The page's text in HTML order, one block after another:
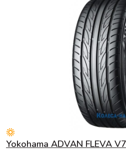
Yokohama ADVAN FLEVA